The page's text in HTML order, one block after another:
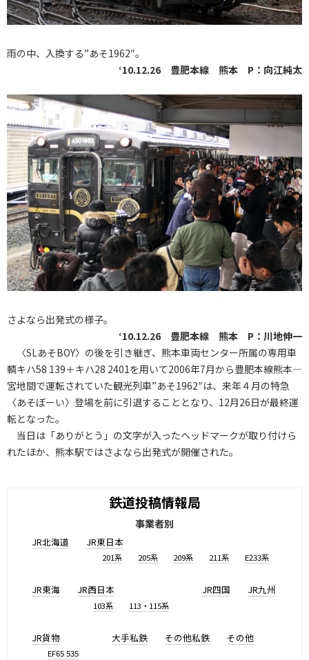
雨の中、入換する”あそ1962″。
‘10.12.26 豊肥本線 熊本 P：向江純太
さよなら出発式の様子。
‘10.12.26 豊肥本線 熊本 P：川地伸一
〈SLあそBOY〉の後を引き継ぎ、熊本車両センター所属の専用車
輌キハ58 139＋キハ28 2401を用いて2006年7月から豊肥本線熊本―
宮地間で運転されていた観光列車”あそ1962″は、来年４月の特急
〈あそぼーい〉登場を前に引退することとなり、12月26日が最終運
転となった。
当日は「ありがとう」の文字が入ったヘッドマークが取り付けら
れたほか、熊本駅ではさよなら出発式が開催された。
鉄道投稿情報局
事業者別
JR北海道 JR東日本
201系 205系 209系 211系 E233系
JR東海 JR西日本
103系 113・115系
JR四国 JR九州
JR貨物
EF65 535
大手私鉄 その他私鉄 その他